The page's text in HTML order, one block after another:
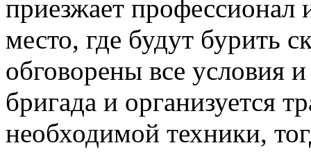
приезжает профессионал
место, где будут бурить
обговорены все условия
бригада и организуется
необходимой техники,